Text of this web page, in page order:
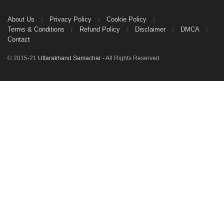
About Us Privacy Policy
Cookie Policy
Terms & Conditions
Refund Policy Disclaimer
DMCA
Contact
© 2015-21 Uttarakhand Samachar - All Rights Reserved.